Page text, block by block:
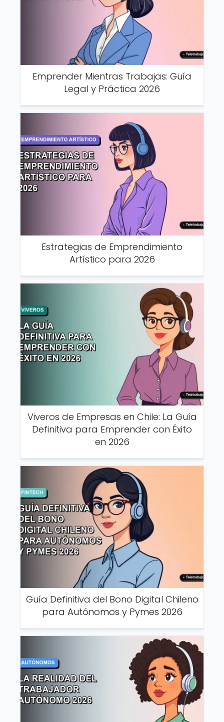
Emprender Mientras Trabajas: Guía
Legal y Práctica 2026
Estrategias de Emprendimiento
Artístico para 2026
Viveros de Empresas en Chile: La Guía
Definitiva para Emprender con Éxito
en 2026
Guía Definitiva del Bono Digital Chileno
para Autónomos y Pymes 2026